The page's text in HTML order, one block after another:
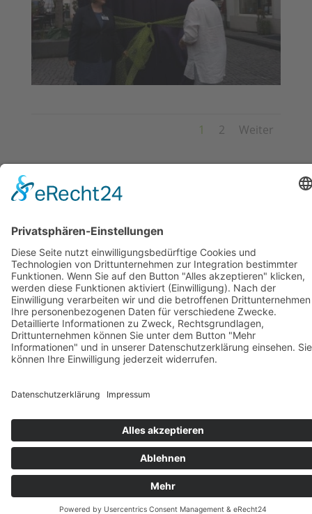
1 2 Weiter